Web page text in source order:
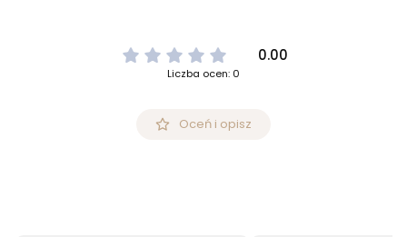
0.00
Liczba ocen: 0
Oceń i opisz